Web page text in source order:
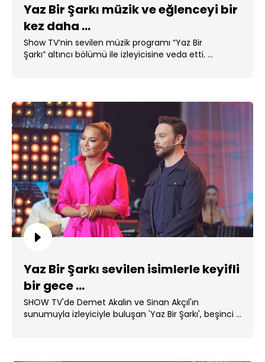
Yaz Bir Şarkı müzik ve eğlenceyi bir
kez daha ...
Show TV’nin sevilen müzik programı “Yaz Bir
Şarkı” altıncı bölümü ile izleyicisine veda etti. ...
Yaz Bir Şarkı sevilen isimlerle keyifli
bir gece ...
SHOW TV'de Demet Akalın ve Sinan Akçıl'ın
sunumuyla izleyiciyle buluşan 'Yaz Bir Şarkı', beşinci ...